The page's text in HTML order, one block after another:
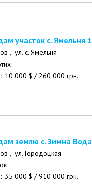
участок с. Ямельня
, ул. с. Ямельня
10 000 $ /260 000 грн.
землю с. Зимна
, ул. Городоцкая
35 000 $ /910 000 грн.